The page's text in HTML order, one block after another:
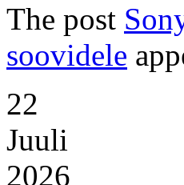
The post
soovidele
22
Juuli
2026